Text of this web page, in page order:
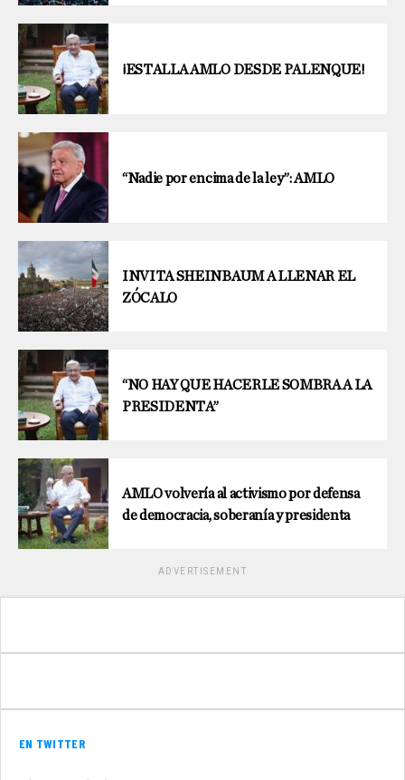
¡ESTALLA AMLO DESDE PALENQUE!
“Nadie por encima de la ley”: AMLO
INVITA SHEINBAUM A LLENAR EL
ZÓCALO
“NO HAY QUE HACERLE SOMBRA A LA
PRESIDENTA”
AMLO volvería al activismo por defensa
de democracia, soberanía y presidenta
ADVERTISEMENT
EN TWITTER